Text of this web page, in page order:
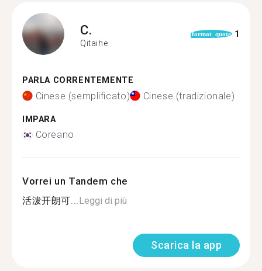
C.
Qitaihe
format_quote 1
PARLA CORRENTEMENTE
Cinese (semplificato) Cinese (tradizionale)
IMPARA
Coreano
Vorrei un Tandem che
活泼开朗可...Leggi di più
Scarica la app